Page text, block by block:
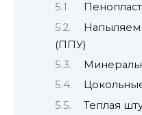
Пенопласт
(ППУ)
Теплая